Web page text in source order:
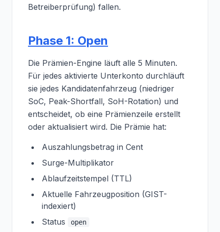
Betreiberprüfung) fallen.
Phase 1: Open
Die Prämien-Engine läuft alle 5 Minuten.
Für jedes aktivierte Unterkonto durchläuft
sie jedes Kandidatenfahrzeug (niedriger
SoC, Peak-Shortfall, SoH-Rotation) und
entscheidet, ob eine Prämienzeile erstellt
oder aktualisiert wird. Die Prämie hat:
Auszahlungsbetrag in Cent
Surge-Multiplikator
Ablaufzeitstempel (TTL)
Aktuelle Fahrzeugposition (GIST-
indexiert)
Status
open